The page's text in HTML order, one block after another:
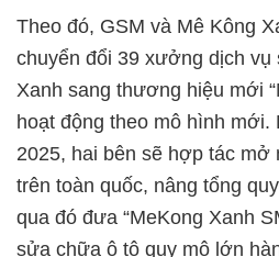
Theo đó, GSM và Mê Kông
chuyển đổi 39 xưởng dịch vụ
Xanh sang thương hiệu mới
hoạt động theo mô hình mới.
2025, hai bên sẽ hợp tác
trên toàn quốc, nâng tổng
qua đó đưa “MeKong Xanh
sửa chữa ô tô quy mô lớn